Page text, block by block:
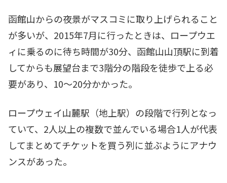
函館山からの夜景がマスコミに取り上げられること
が多いが、2015年7月に行ったときは、ロープウエ
ィに乗るのに待ち時間が30分、函館山山頂駅に到着
してからも展望台まで3階分の階段を徒歩で上る必
要があり、10～20分かかった。
ロープウェイ山麓駅（地上駅）の段階で行列となっ
ていて、2人以上の複数で並んでいる場合1人が代表
してまとめてチケットを買う列に並ぶようにアナウ
ンスがあった。